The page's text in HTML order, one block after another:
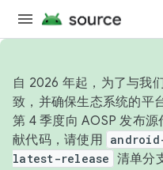
自 2026 年起，为了与我
致，并确保生态系统的平
第 4 季度向 AOSP 发布
献代码，请使用
latest-release 清单分